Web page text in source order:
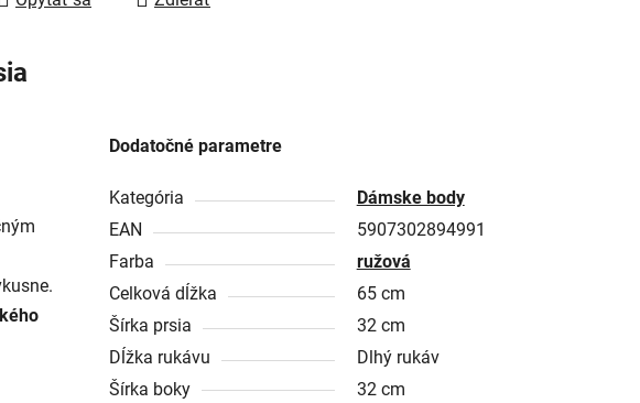
Dodatočné parametre
Kategória
Dámske body
EAN
5907302894991
Farba
ružová
Celková dĺžka
65 cm
Šírka prsia
32 cm
Dĺžka rukávu
Dlhý rukáv
Šírka boky
32 cm